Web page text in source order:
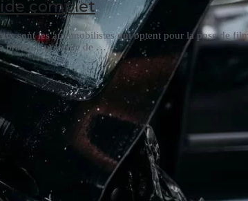
complet
sont les automobilistes qui optent pour la pose de
pratique présente de …